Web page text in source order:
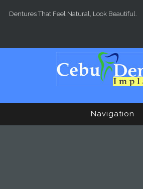
Dentures That Feel Natural, Look Beautiful.
Navigation